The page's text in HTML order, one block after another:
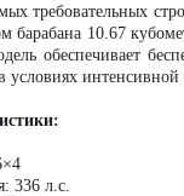
требовательных
барабана 10.67
обеспечивает
условиях интенсивной
336 л.с.